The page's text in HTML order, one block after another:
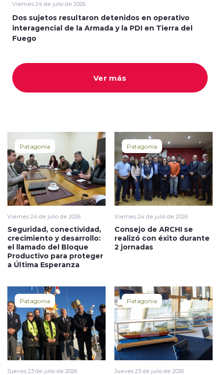
Viernes 24 de julio de 2026
Dos sujetos resultaron detenidos en operativo
interagencial de la Armada y la PDI en Tierra del
Fuego
Ver más
Patagonia
Viernes 24 de julio de 2026
Seguridad, conectividad,
crecimiento y desarrollo:
el llamado del Bloque
Productivo para proteger
a Última Esperanza
Patagonia
Viernes 24 de julio de 2026
Consejo de ARCHI se
realizó con éxito durante
2 jornadas
Patagonia
Jueves 23 de julio de 2026
Patagonia
Jueves 23 de julio de 2026